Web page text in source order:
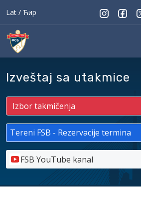
Lat / Ћир
Izveštaj sa utakmice
Tereni FSB - Rezervacije termina
FSB YouTube kanal